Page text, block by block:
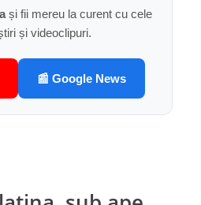
și fii mereu la curent cu cele
și videoclipuri.
📰 Google News